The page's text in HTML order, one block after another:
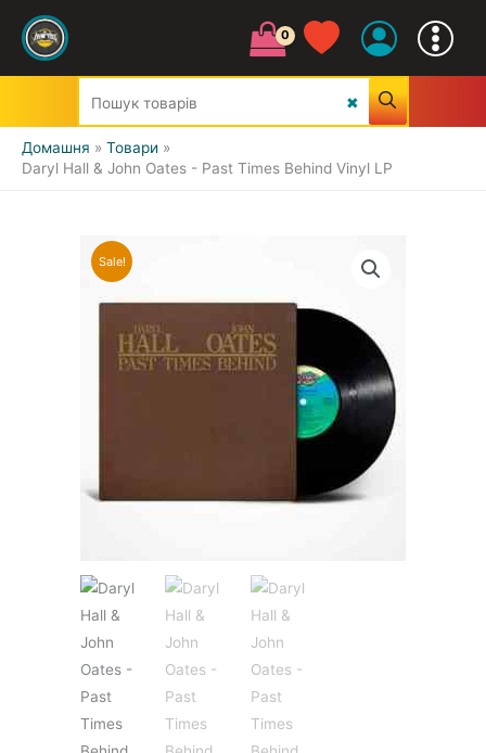
Домашня
Товари
Daryl Hall & John Oates ‎- Past Times Behind Vinyl LP
Sale!
УСІ ЖАНРИ
POP